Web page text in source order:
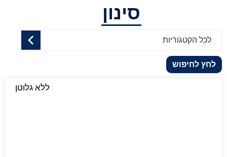
סינון
לכל הקטגוריות
לחץ לחיפוש
ללא גלוטן